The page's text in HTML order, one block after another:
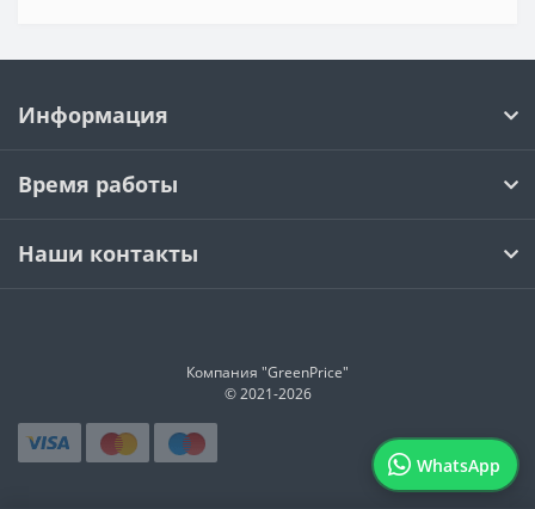
WhatsApp
Информация
Время работы
Наши контакты
Компания "GreenPrice"
© 2021-2026